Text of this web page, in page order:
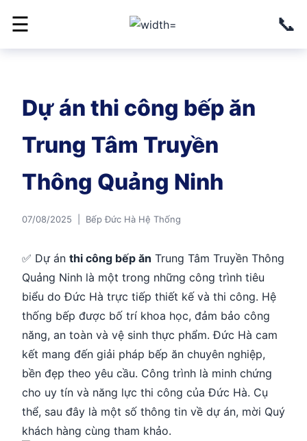
☰ 📞
Dự án thi công bếp ăn
Trung Tâm Truyền
Thông Quảng Ninh
07/08/2025 | Bếp Đức Hà Hệ Thống
✅ Dự án thi công bếp ăn Trung Tâm Truyền Thông
Quảng Ninh là một trong những công trình tiêu
biểu do Đức Hà trực tiếp thiết kế và thi công. Hệ
thống bếp được bố trí khoa học, đảm bảo công
năng, an toàn và vệ sinh thực phẩm. Đức Hà cam
kết mang đến giải pháp bếp ăn chuyên nghiệp,
bền đẹp theo yêu cầu. Công trình là minh chứng
cho uy tín và năng lực thi công của Đức Hà. Cụ
thể, sau đây là một số thông tin về dự án, mời Quý
khách hàng cùng tham khảo.